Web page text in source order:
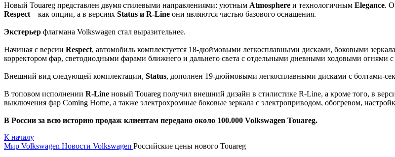
Новый Touareg представлен двумя стилевыми направлениями: уютным Atmosphere и технологичным Elegance.
Respect – как опции, а в версиях Status и R-Line они являются частью базового оснащения.
Экстерьер флагмана Volkswagen стал выразительнее.
Начиная с версии Respect, автомобиль комплектуется 18-дюймовыми легкосплавными дисками, боковыми
корректором фар, светодиодными фарами ближнего и дальнего света с отдельными дневными ходовыми огнями
Внешний вид следующей комплектации, Status, дополнен 19-дюймовыми легкосплавными дисками с болтами-
В топовом исполнении R-Line новый Touareg получил внешний дизайн в стилистике R-Line, а кроме того, в
выключения фар Coming Home, а также электрохромные боковые зеркала с электроприводом, обогревом,
В России за всю историю продаж клиентам передано около 100.000 Volkswagen Touareg.
К началу
Мир Volkswagen Новости Volkswagen Российские цены нового Touareg